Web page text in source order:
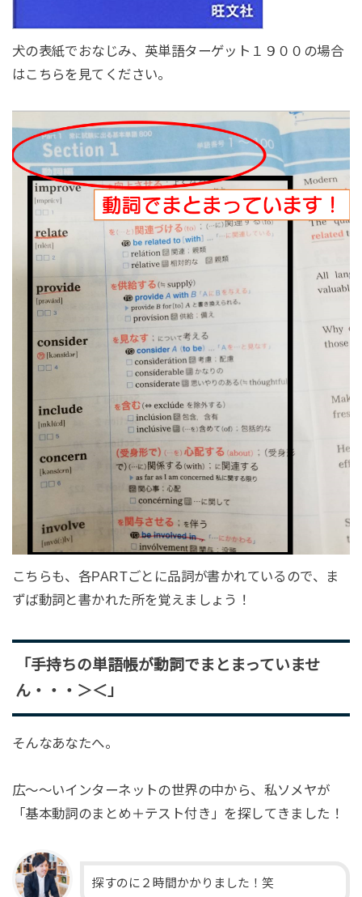
犬の表紙でおなじみ、英単語ターゲット１９００の場合
はこちらを見てください。
こちらも、各PARTごとに品詞が書かれているので、ま
ずば動詞と書かれた所を覚えましょう！
「手持ちの単語帳が動詞でまとまっていませ
ん・・・＞＜」
そんなあなたへ。
広～～いインターネットの世界の中から、私ソメヤが
「基本動詞のまとめ＋テスト付き」を探してきました！
探すのに２時間かかりました！笑